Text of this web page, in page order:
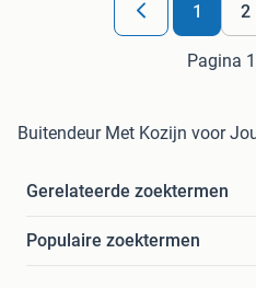
1 2
Pagina
Buitendeur Met Kozijn voor
Gerelateerde zoektermen
Populaire zoektermen